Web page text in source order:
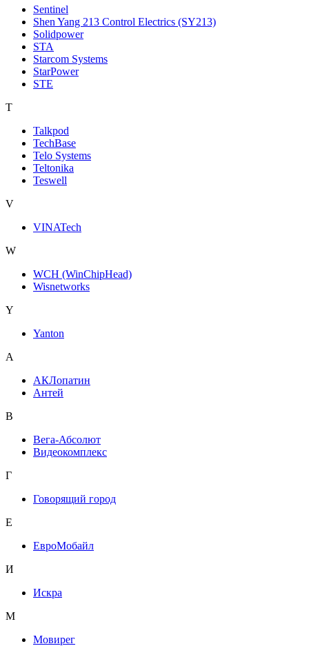
Sentinel
Shen Yang 213 Control Electrics (SY213)
Solidpower
STA
Starcom Systems
StarPower
STE
T
Talkpod
TechBase
Telo Systems
Teltonika
Teswell
V
VINATech
W
WCH (WinChipHead)
Wisnetworks
Y
Yanton
А
АКЛопатин
Антей
В
Вега-Абсолют
Видеокомплекс
Г
Говорящий город
Е
ЕвроМобайл
И
Искра
М
Мовирег